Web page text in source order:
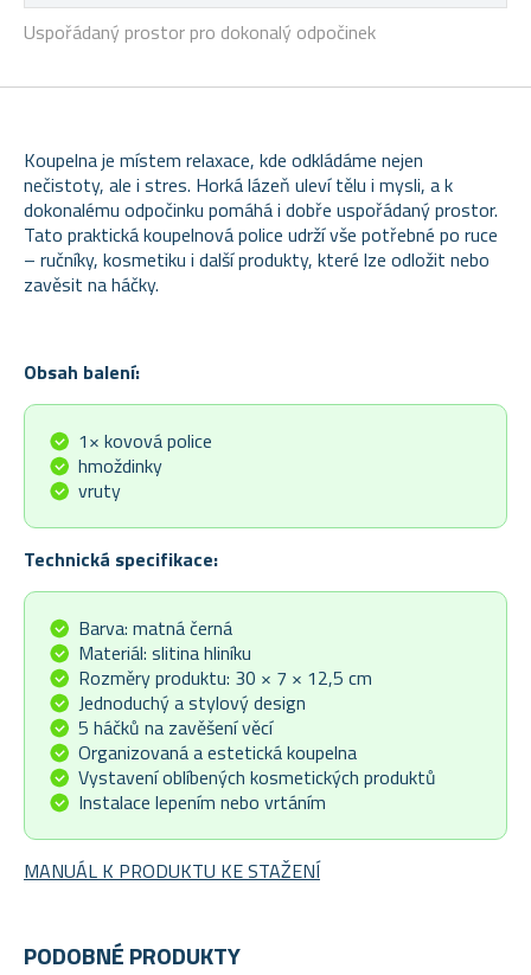
Uspořádaný prostor pro dokonalý odpočinek
Koupelna je místem relaxace, kde odkládáme nejen
nečistoty, ale i stres. Horká lázeň uleví tělu i mysli, a k
dokonalému odpočinku pomáhá i dobře uspořádaný prostor.
Tato praktická koupelnová police udrží vše potřebné po ruce
– ručníky, kosmetiku i další produkty, které lze odložit nebo
zavěsit na háčky.
Obsah balení:
1× kovová police
hmoždinky
vruty
Technická specifikace:
Barva: matná černá
Materiál: slitina hliníku
Rozměry produktu: 30 × 7 × 12,5 cm
Jednoduchý a stylový design
5 háčků na zavěšení věcí
Organizovaná a estetická koupelna
Vystavení oblíbených kosmetických produktů
Instalace lepením nebo vrtáním
MANUÁL K PRODUKTU KE STAŽENÍ
PODOBNÉ PRODUKTY